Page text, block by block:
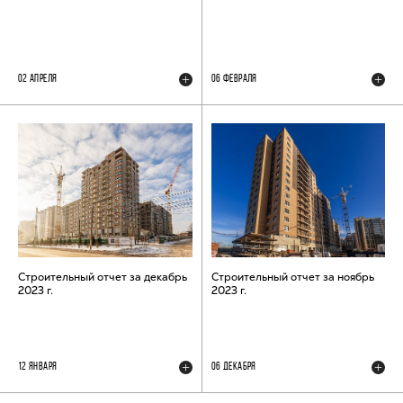
02 АПРЕЛЯ 06 ФЕВРАЛЯ
Строительный отчет за декабрь
2023 г.
12 ЯНВАРЯ
Строительный отчет за ноябрь
2023 г.
06 ДЕКАБРЯ